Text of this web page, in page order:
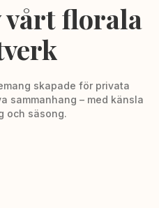
vårt florala
skapade för privata
sammanhang – med känsla
och säsong.